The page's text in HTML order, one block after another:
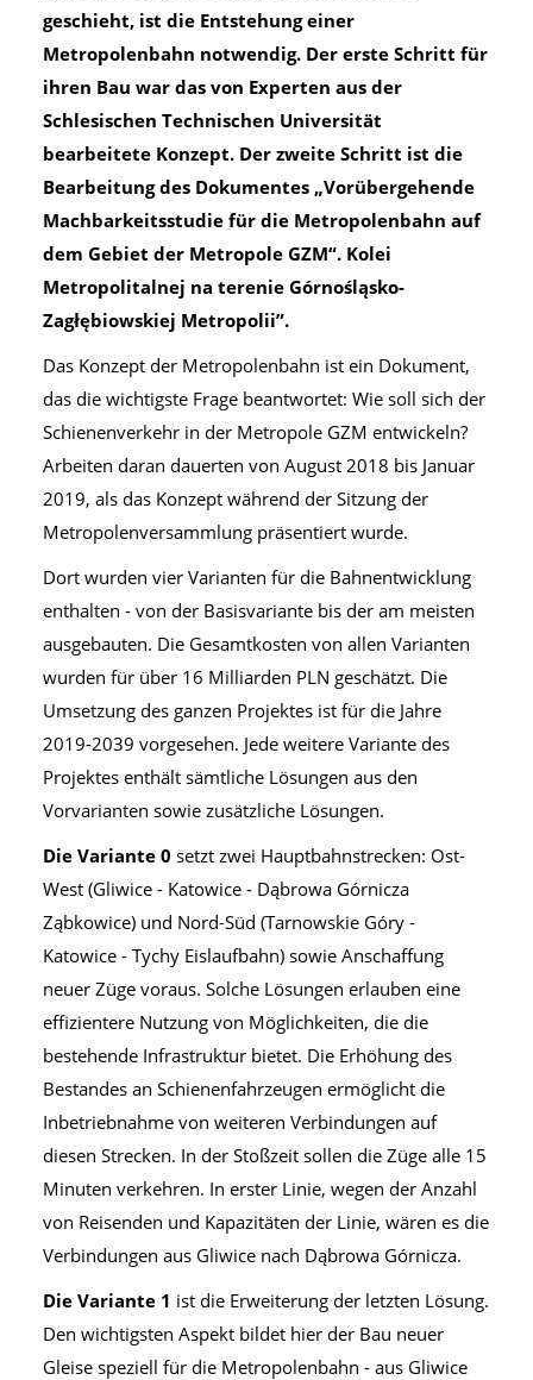
geschieht, ist die Entstehung einer
Metropolenbahn notwendig. Der erste Schritt für
ihren Bau war das von Experten aus der
Schlesischen Technischen Universität
bearbeitete Konzept. Der zweite Schritt ist die
Bearbeitung des Dokumentes „Vorübergehende
Machbarkeitsstudie für die Metropolenbahn auf
dem Gebiet der Metropole GZM“. Kolei
Metropolitalnej na terenie Górnośląsko-
Zagłębiowskiej Metropolii”.
Das Konzept der Metropolenbahn ist ein Dokument,
das die wichtigste Frage beantwortet: Wie soll sich der
Schienenverkehr in der Metropole GZM entwickeln?
Arbeiten daran dauerten von August 2018 bis Januar
2019, als das Konzept während der Sitzung der
Metropolenversammlung präsentiert wurde.
Dort wurden vier Varianten für die Bahnentwicklung
enthalten - von der Basisvariante bis der am meisten
ausgebauten. Die Gesamtkosten von allen Varianten
wurden für über 16 Milliarden PLN geschätzt. Die
Umsetzung des ganzen Projektes ist für die Jahre
2019-2039 vorgesehen. Jede weitere Variante des
Projektes enthält sämtliche Lösungen aus den
Vorvarianten sowie zusätzliche Lösungen.
Die Variante 0 setzt zwei Hauptbahnstrecken: Ost-
West (Gliwice - Katowice - Dąbrowa Górnicza
Ząbkowice) und Nord-Süd (Tarnowskie Góry -
Katowice - Tychy Eislaufbahn) sowie Anschaffung
neuer Züge voraus. Solche Lösungen erlauben eine
effizientere Nutzung von Möglichkeiten, die die
bestehende Infrastruktur bietet. Die Erhöhung des
Bestandes an Schienenfahrzeugen ermöglicht die
Inbetriebnahme von weiteren Verbindungen auf
diesen Strecken. In der Stoßzeit sollen die Züge alle 15
Minuten verkehren. In erster Linie, wegen der Anzahl
von Reisenden und Kapazitäten der Linie, wären es die
Verbindungen aus Gliwice nach Dąbrowa Górnicza.
Die Variante 1 ist die Erweiterung der letzten Lösung.
Den wichtigsten Aspekt bildet hier der Bau neuer
Gleise speziell für die Metropolenbahn - aus Gliwice